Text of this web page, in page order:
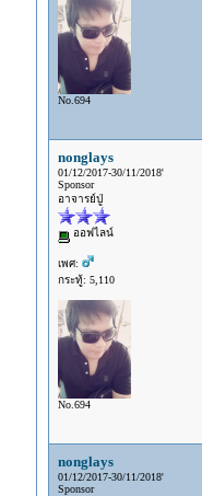
No.694
nonglays
01/12/2017-30/11/2018'
Sponsor
อาจารย์ปู่
ออฟไลน์
เพศ:
กระทู้: 5,110
No.694
nonglays
01/12/2017-30/11/2018'
Sponsor